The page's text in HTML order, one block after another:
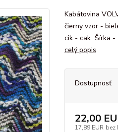
Kabátovina
čierny vzor -
cik - cak Šírka -
celý popis
Dostupnosť
22,00
17,89 EUR bez